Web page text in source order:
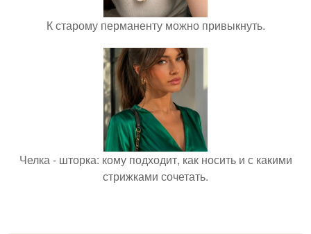
К старому перманенту можно привыкнуть.
Челка - шторка: кому подходит, как носить и с какими
стрижками сочетать.